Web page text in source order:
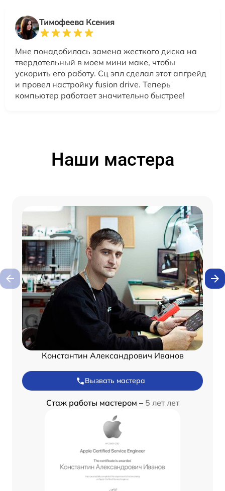
Тимофеева Ксения
Мне понадобилась замена жесткого диска на
твердотельный в моем мини маке, чтобы
ускорить его работу. Сц эпл сделал этот апгрейд
и провел настройку fusion drive. Теперь
компьютер работает значительно быстрее!
Наши мастера
Константин Александрович Иванов
Вызвать мастера
Стаж работы мастером – 5 лет лет